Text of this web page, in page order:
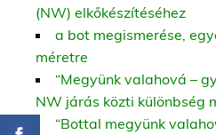
(NW) elkőkészítéséhez
a bot megismerése,
méretre
“Megyünk valahová –
NW járás közti különbség
“Bottal megyünk